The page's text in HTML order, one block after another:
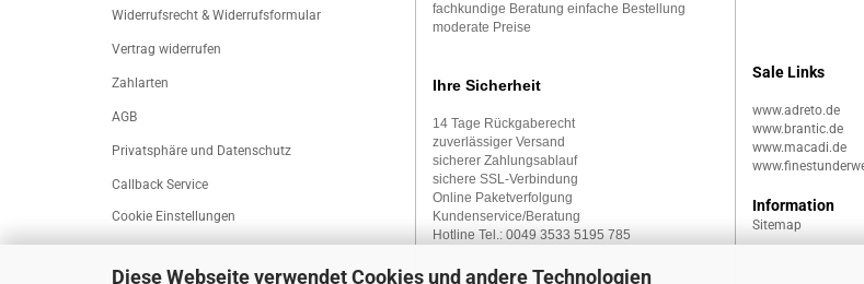
Diese Webseite verwendet Cookies und andere Technologien
Widerrufsrecht & Widerrufsformular
Vertrag widerrufen
Zahlarten
AGB
Privatsphäre und Datenschutz
Callback Service
Cookie Einstellungen
fachkundige Beratung einfache Bestellung
moderate Preise
Ihre Sicherheit
14 Tage Rückgaberecht
zuverlässiger Versand
sicherer Zahlungsablauf
sichere SSL-Verbindung
Online Paketverfolgung
Kundenservice/Beratung
Hotline Tel.: 0049 3533 5195 785
Sale Links
www.adreto.de
www.brantic.de
www.macadi.de
Information
Sitemap